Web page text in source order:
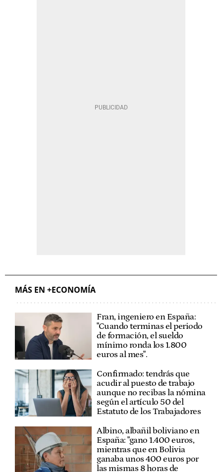
MÁS EN +ECONOMÍA
Fran, ingeniero en España:
"Cuando terminas el periodo
de formación, el sueldo
mínimo ronda los 1.800
euros al mes".
Confirmado: tendrás que
acudir al puesto de trabajo
aunque no recibas la nómina
según el artículo 50 del
Estatuto de los Trabajadores
Albino, albañil boliviano en
España: "gano 1.400 euros,
mientras que en Bolivia
ganaba unos 400 euros por
las mismas 8 horas de